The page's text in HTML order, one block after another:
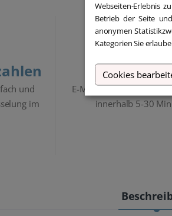
und
im
E-Mail Versand und
innerhalb 5-30
Webseiten-Erlebnis
Betrieb der Seite
anonymen
Kategorien Sie
Cookies